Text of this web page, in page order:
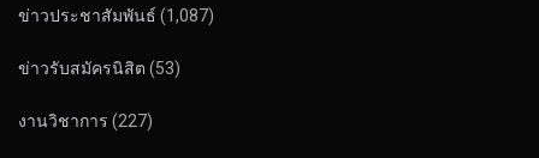
ข่าวประชาสัมพันธ์ (1,087)
ข่าวรับสมัครนิสิต (53)
งานวิชาการ (227)